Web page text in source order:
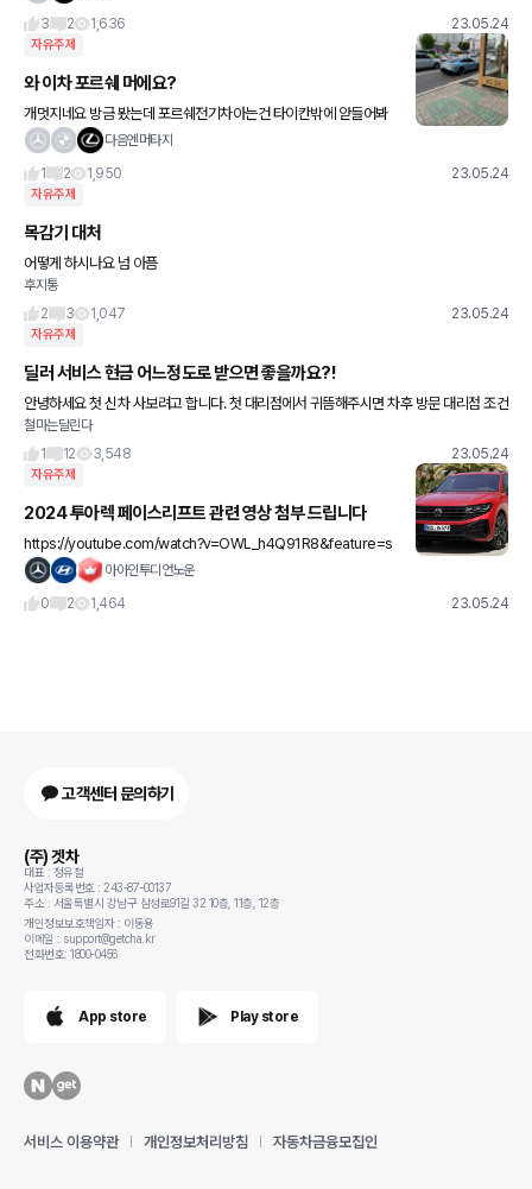
3
2 1,636 23.05.24
자유주제
와 이차 포르쉐 머에요?
개멋지네요 방금 봤는데 포르쉐전기차아는건 타이칸밖에 앋들어봐
서 타이칸인가요?다음엔머타지
1
2 1,950 23.05.24
자유주제
목감기 대처
어떻게 하시나요 넘 아픔
후지통
2
3 1,047 23.05.24
자유주제
딜러 서비스 현금 어느정도로 받으면 좋을까요?!
안녕하세요 첫 신차 사보려고 합니다. 첫 대리점에서 귀뜸해주시면 차후 방문 대리점 조건
의 기준이 될텐데... 현금이나 서비스는 계약하기로 하면 알려주신다면서 밀당하시네요ㅠ
보통 현금은 3프로 받
철마는달린다
1
12 3,548 23.05.24
자유주제
2024 투아렉 페이스리프트 관련 영상 첨부 드립니다
https://youtube.com/watch?v=OWL_h4Q91R8&feature=s
hare 알려주신 @다음엔머타지 님 감사합니다👌😍🫶 * 혹시 동영
아아인투디언노운
0
2 1,464 23.05.24
고객센터 문의하기
(주) 겟차
대표 : 정유철
사업자등록번호 : 243-87-00137
주소 : 서울특별시 강남구 삼성로91길 32 10층, 11층, 12층
개인정보보호책임자 : 이동용
이메일 : support@getcha.kr
전화번호: 1800-0456
App store Play store
서비스 이용약관 개인정보처리방침 자동차금융모집인